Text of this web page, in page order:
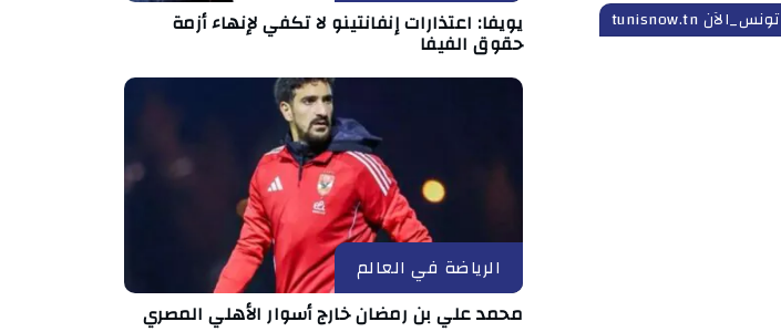
تونس_الآن tunisnow.tn
يويفا: اعتذارات إنفانتينو لا تكفي لإنهاء أزمة
حقوق الفيفا
الرياضة في العالم
محمد علي بن رمضان خارج أسوار الأهلي المصري